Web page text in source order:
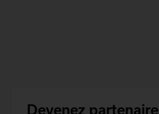
Devenez partenaire